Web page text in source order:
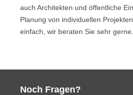
auch Architekten und öffentliche
Planung von individuellen
einfach, wir beraten Sie sehr gerne.
Noch Fragen?